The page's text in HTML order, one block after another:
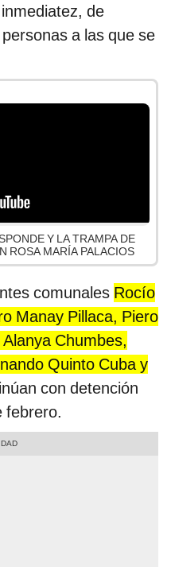
de
a las que se
Y LA TRAMPA DE
ROSA MARÍA PALACIOS
comunales Rocío
Manay Pillaca, Piero
Chumbes,
Quinto Cuba y
con detención
febrero.